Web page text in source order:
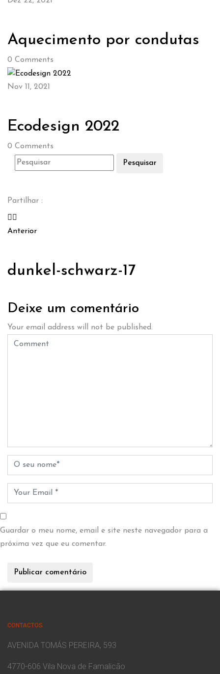
Aquecimento por condutas
0 Comments
Nov 11, 2021
Ecodesign 2022
0 Comments
Pesquisar
Partilhar :
Anterior
dunkel-schwarz-17
Deixe um comentário
Your email address will not be published.
Guardar o meu nome, email e site neste navegador para a
próxima vez que eu comentar.
CONTACTOS
AVENIDA TOMÁS PEREIRA, 593
4770-606 Vila Nova de Famalicão